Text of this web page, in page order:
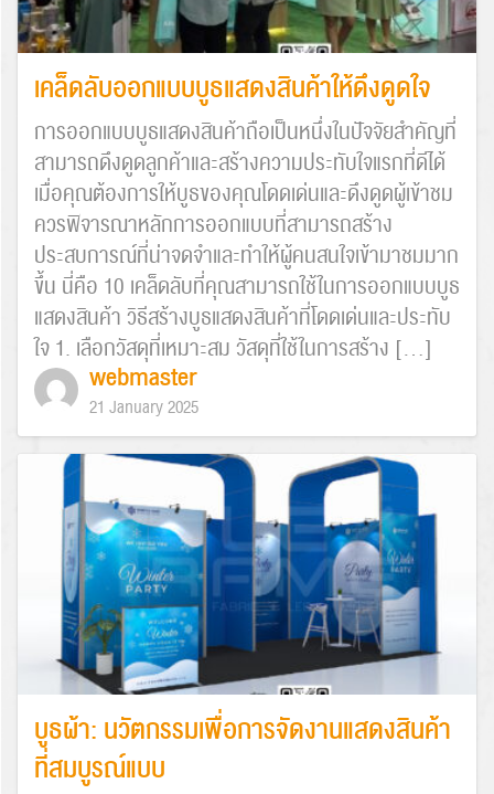
Search
for:
เคล็ดลับออกแบบบูธแสดงสินค้าให้ดึงดูดใจ
การออกแบบบูธแสดงสินค้าถือเป็นหนึ่งในปัจจัยสำคัญที่
สามารถดึงดูดลูกค้าและสร้างความประทับใจแรกที่ดีได้
เมื่อคุณต้องการให้บูธของคุณโดดเด่นและดึงดูดผู้เข้าชม
ควรพิจารณาหลักการออกแบบที่สามารถสร้าง
ประสบการณ์ที่น่าจดจำและทำให้ผู้คนสนใจเข้ามาชมมาก
ขึ้น นี่คือ 10 เคล็ดลับที่คุณสามารถใช้ในการออกแบบบูธ
แสดงสินค้า วิธีสร้างบูธแสดงสินค้าที่โดดเด่นและประทับ
ใจ 1. เลือกวัสดุที่เหมาะสม วัสดุที่ใช้ในการสร้าง […]
webmaster
21 January 2025
บูธผ้า: นวัตกรรมเพื่อการจัดงานแสดงสินค้า
ที่สมบูรณ์แบบ